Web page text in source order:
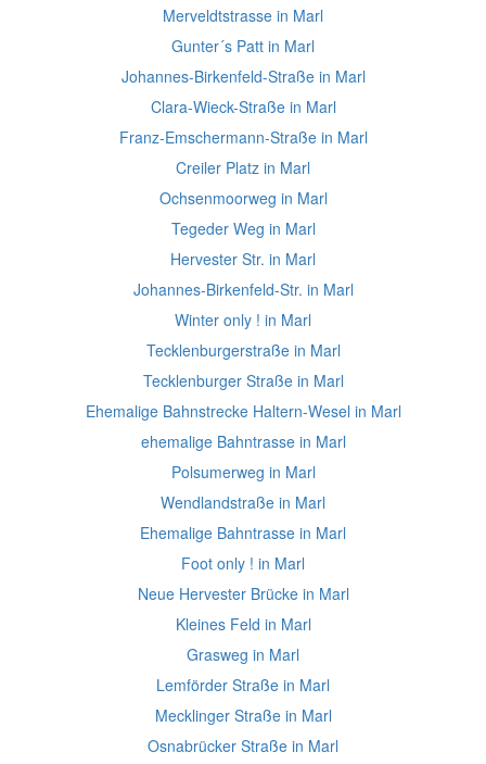
Merveldtstrasse in Marl
Gunter´s Patt in Marl
Johannes-Birkenfeld-Straße in Marl
Clara-Wieck-Straße in Marl
Franz-Emschermann-Straße in Marl
Creiler Platz in Marl
Ochsenmoorweg in Marl
Tegeder Weg in Marl
Hervester Str. in Marl
Johannes-Birkenfeld-Str. in Marl
Winter only ! in Marl
Tecklenburgerstraße in Marl
Tecklenburger Straße in Marl
Ehemalige Bahnstrecke Haltern-Wesel in Marl
ehemalige Bahntrasse in Marl
Polsumerweg in Marl
Wendlandstraße in Marl
Ehemalige Bahntrasse in Marl
Foot only ! in Marl
Neue Hervester Brücke in Marl
Kleines Feld in Marl
Grasweg in Marl
Lemförder Straße in Marl
Mecklinger Straße in Marl
Osnabrücker Straße in Marl